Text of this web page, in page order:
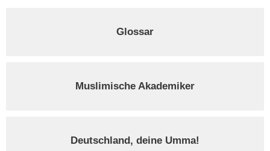
Glossar
Muslimische Akademiker
Deutschland, deine Umma!